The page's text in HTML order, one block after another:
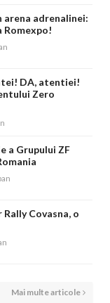
adrenalinei:
Romexpo!
DA, atentiei!
Zero
a Grupului ZF
Covasna, o
Mai multe articole